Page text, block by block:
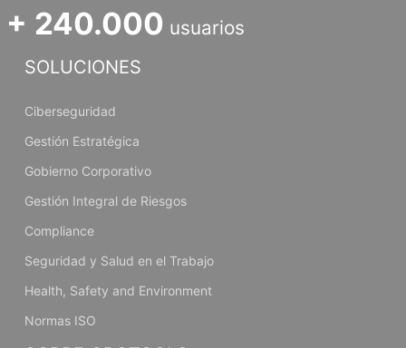
+ 240.000 usuarios
SOLUCIONES
Ciberseguridad
Gestión Estratégica
Gobierno Corporativo
Gestión Integral de Riesgos
Compliance
Seguridad y Salud en el Trabajo
Health, Safety and Environment
Normas ISO